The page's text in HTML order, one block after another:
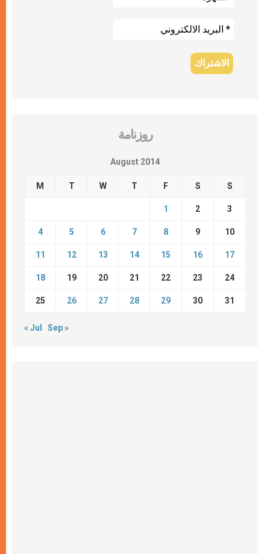
روزنامة
August 2014
M T W T F S S
1 2 3
4 5 6 7 8 9 10
11 12 13 14 15 16 17
18 19 20 21 22 23 24
25 26 27 28 29 30 31
« Jul Sep »